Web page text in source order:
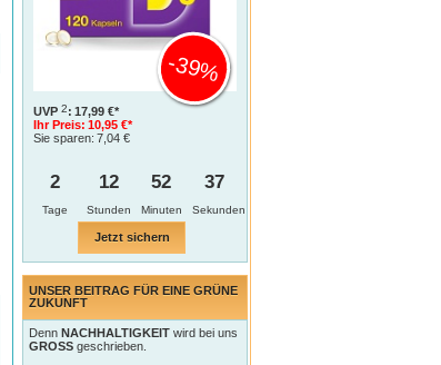
UVP 2: 17,99 €*
Ihr Preis: 10,95 €*
Sie sparen: 7,04 €
-39%
2
Tage
12 52 36
Jetzt sichern
UNSER BEITRAG FÜR EINE GRÜNE
ZUKUNFT
Denn NACHHALTIGKEIT wird bei uns
GROSS geschrieben.